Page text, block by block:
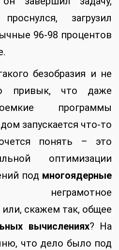
загрузил
96-98 процентов
безобразия и не
привык, что даже
программы
запускается что-то
понять – это
оптимизации
под многоядерные
скажем так, общее
вычислениях? На
что дело было под